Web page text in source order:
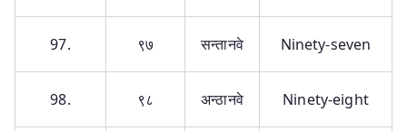
97. ९७ सन्तानवे Ninety-seven
98. ९८ अन्ठानवे Ninety-eight